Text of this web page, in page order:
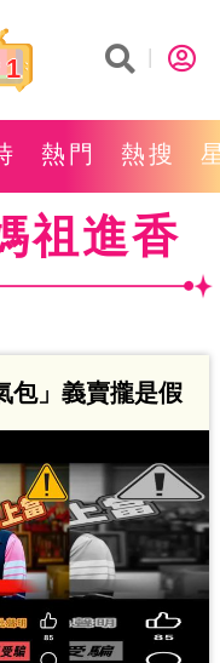
1
熱門 熱搜
祖進香
包」義賣攏是假